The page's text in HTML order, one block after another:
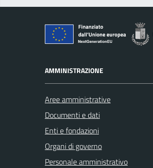
AMMINISTRAZIONE
Aree amministrative
Documenti e dati
Enti e fondazioni
Organi di governo
Personale amministrativo